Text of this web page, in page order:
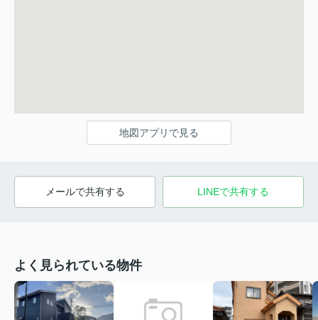
地図アプリで見る
メールで共有する LINEで共有する
よく見られている物件